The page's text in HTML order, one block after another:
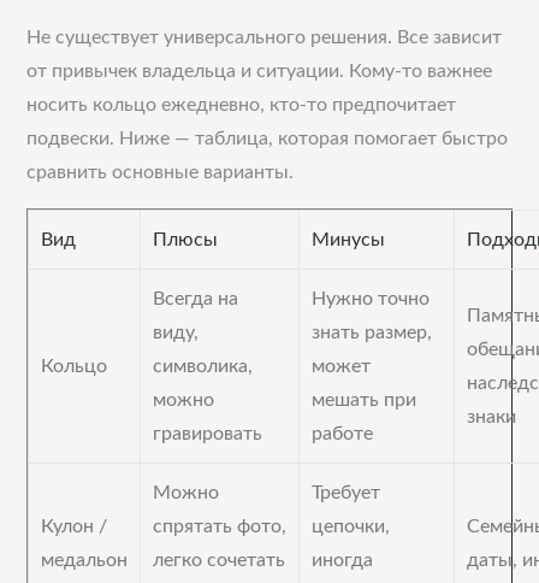
Не существует универсального решения. Все зависит
от привычек владельца и ситуации. Кому-то важнее
носить кольцо ежедневно, кто-то предпочитает
подвески. Ниже — таблица, которая помогает быстро
сравнить основные варианты.
Вид Плюсы Минусы
Кольцо
Всегда на
виду,
символика,
можно
гравировать
Нужно точно
знать размер,
может
мешать при
работе
знаки
Кулон /
медальон
Можно
спрятать фото,
легко сочетать
Требует
цепочки,
иногда
даты,